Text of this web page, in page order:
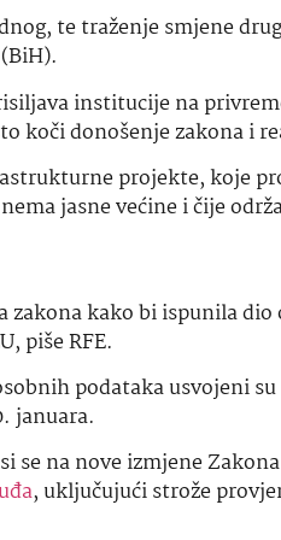
te traženje smjene
institucije na
koči donošenje zakona i
projekte, koje
jasne većine i čije
kako bi ispunila
piše RFE.
podataka usvojeni
januara.
se na nove izmjene
, uključujući strože